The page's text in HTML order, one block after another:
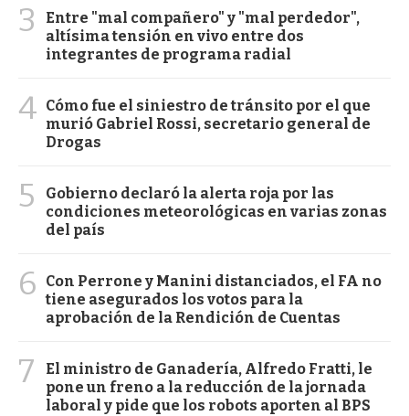
3
Entre "mal compañero" y "mal perdedor",
altísima tensión en vivo entre dos
integrantes de programa radial
4 Cómo fue el siniestro de tránsito por el que
murió Gabriel Rossi, secretario general de
Drogas
5
Gobierno declaró la alerta roja por las
condiciones meteorológicas en varias zonas
del país
6
Con Perrone y Manini distanciados, el FA no
tiene asegurados los votos para la
aprobación de la Rendición de Cuentas
7
El ministro de Ganadería, Alfredo Fratti, le
pone un freno a la reducción de la jornada
laboral y pide que los robots aporten al BPS